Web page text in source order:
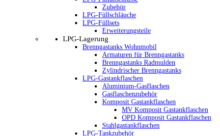
Zubehör
LPG-Füllschläuche
LPG-Füllsets
Erweiterungsteile
LPG-Lagerung
Brenngastanks Wohnmobil
Armaturen für Brenngastanks
Brenngastanks Radmulden
Zylindrischer Brenngastanks
LPG-Gastankflaschen
Aluminium-Gasflaschen
Gasflaschenzubehör
Komposit Gastankflaschen
MV Komposit Gastankflaschen
OPD Komposit Gastankflaschen
Stahlgastankflaschen
LPG-Tankzubehör